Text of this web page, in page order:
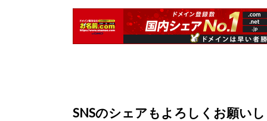
SNSのシェアもよろしくお願い